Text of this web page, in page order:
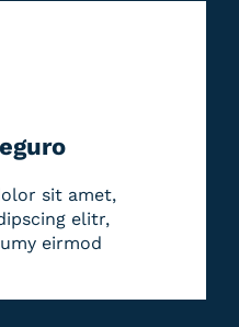
sit amet,
elitr,
eirmod